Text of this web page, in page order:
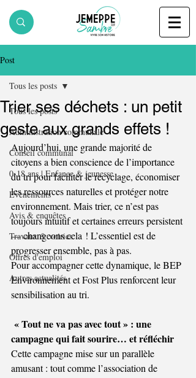
Post
Tous les posts
Administration communale
Conseil communal
0-18 ans | Enfance & jeunesse
Evènements
Avis & enquêtes
Travaux & voiries
Offres d'emploi
Autres actualités
Tous les posts
Trier ses déchets : un petit
geste aux grands effets !
Aujourd’hui, une grande majorité de
citoyens a bien conscience de l’importance
du tri pour faciliter le recyclage, économiser
les ressources naturelles et protéger notre
environnement. Mais trier, ce n’est pas
toujours intuitif et certaines erreurs persistent
— changeons cela ! L’essentiel est de
progresser ensemble, pas à pas.
Pour accompagner cette dynamique, le BEP
Environnement et Fost Plus renforcent leur
sensibilisation au tri.
« Tout ne va pas avec tout » : une
campagne qui fait sourire… et réfléchir
Cette campagne mise sur un parallèle
amusant : tout comme l’association de